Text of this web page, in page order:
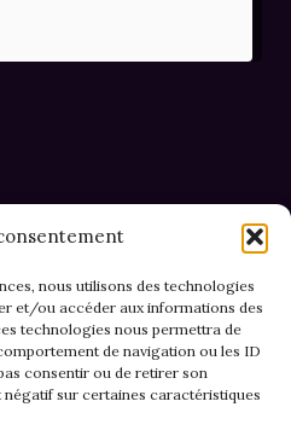
nous utilisons des technologies
et/ou accéder aux informations des
technologies nous permettra de
de navigation ou les ID
consentir ou de retirer son
sur certaines caractéristiques
Retours